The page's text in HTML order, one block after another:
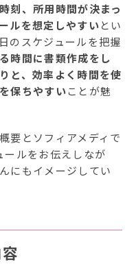
刻、所用時間が決まっ
ルを想定しやすいとい
のスケジュールを把握
時間に書類作成をし
と、効率よく時間を使
保ちやすいことが魅
要とソフィアメディで
ルをお伝えしなが
にもイメージしてい